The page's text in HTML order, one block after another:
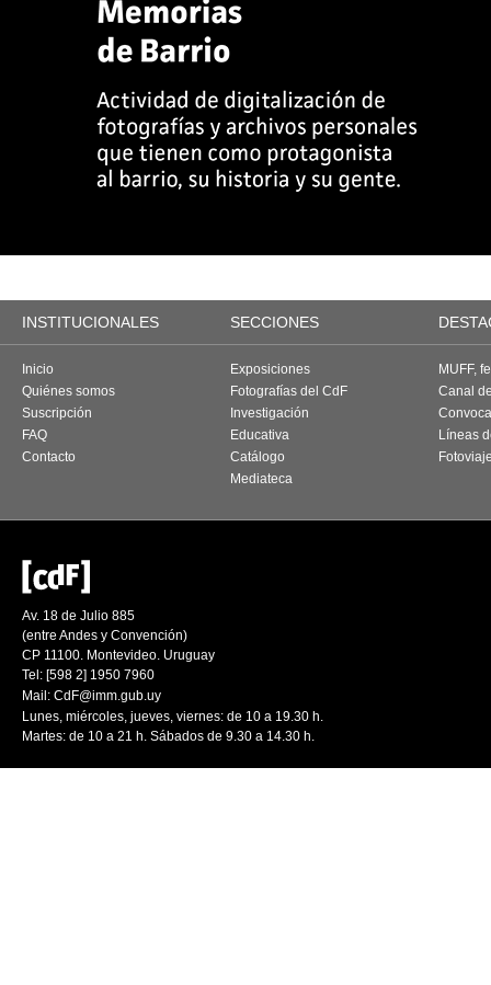
INSTITUCIONALES SECCIONES
Inicio
Quiénes somos
Suscripción
FAQ
Contacto
Exposiciones
Fotografías del CdF
Investigación
Educativa
Catálogo
Mediateca
MUFF,
Canal
Líneas
Av. 18 de Julio 885
(entre Andes y Convención)
CP 11100. Montevideo. Uruguay
Tel: [598 2] 1950 7960
Mail: CdF@imm.gub.uy
Lunes, miércoles, jueves, viernes: de 10 a 19.30 h.
Martes: de 10 a 21 h. Sábados de 9.30 a 14.30 h.